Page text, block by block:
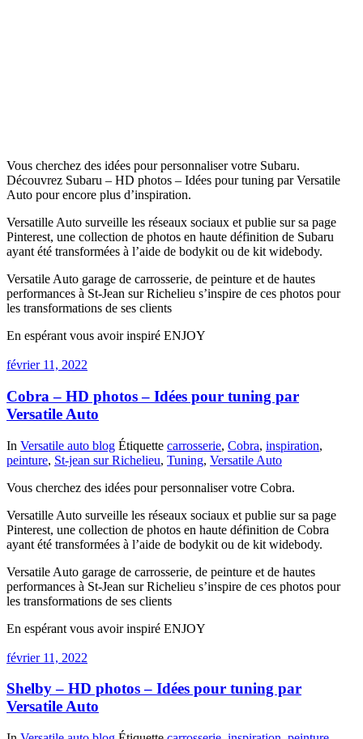
Vous cherchez des idées pour personnaliser votre Subaru.
Découvrez Subaru – HD photos – Idées pour tuning par Versatile
Auto pour encore plus d’inspiration.
Versatille Auto surveille les réseaux sociaux et publie sur sa page
Pinterest, une collection de photos en haute définition de Subaru
ayant été transformées à l’aide de bodykit ou de kit widebody.
Versatile Auto garage de carrosserie, de peinture et de hautes
performances à St-Jean sur Richelieu s’inspire de ces photos pour
les transformations de ses clients
En espérant vous avoir inspiré ENJOY
février 11, 2022
Cobra – HD photos – Idées pour tuning par
Versatile Auto
In Versatile auto blog Étiquette carrosserie, Cobra, inspiration,
peinture, St-jean sur Richelieu, Tuning, Versatile Auto
Vous cherchez des idées pour personnaliser votre Cobra.
Versatille Auto surveille les réseaux sociaux et publie sur sa page
Pinterest, une collection de photos en haute définition de Cobra
ayant été transformées à l’aide de bodykit ou de kit widebody.
Versatile Auto garage de carrosserie, de peinture et de hautes
performances à St-Jean sur Richelieu s’inspire de ces photos pour
les transformations de ses clients
En espérant vous avoir inspiré ENJOY
février 11, 2022
Shelby – HD photos – Idées pour tuning par
Versatile Auto